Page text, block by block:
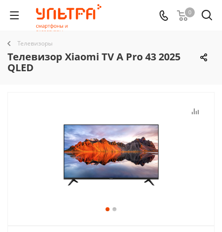
0
Телевизоры
Телевизор Xiaomi TV A Pro 43 2025
QLED